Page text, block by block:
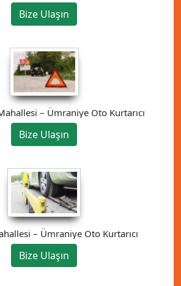
Bize Ulaşın
– Ümraniye Oto Kurtarıcı
Bize Ulaşın
– Ümraniye Oto Kurtarıcı
Bize Ulaşın